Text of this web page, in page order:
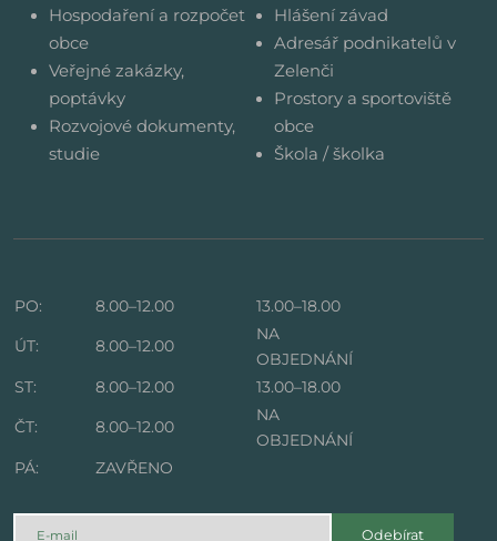
Hospodaření a rozpočet
obce
Veřejné zakázky,
poptávky
Rozvojové dokumenty,
studie
Hlášení závad
Adresář podnikatelů v
Zelenči
Prostory a sportoviště
obce
Škola / školka
PO: 8.00–12.00
13.00–18.00
ÚT:
8.00–12.00
NA
OBJEDNÁNÍ
ST:
8.00–12.00
13.00–18.00
ČT:
8.00–12.00
NA
OBJEDNÁNÍ
PÁ:
ZAVŘENO
Odebírat